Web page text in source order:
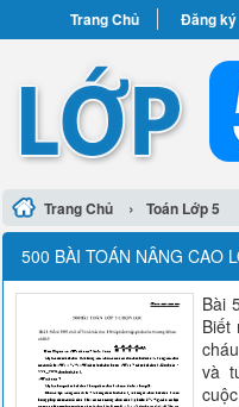
Trang Chủ Đăng ký
Trang Chủ › Toán Lớp 5
500 BÀI TOÁN NÂNG CAO
Bài
Biết
và